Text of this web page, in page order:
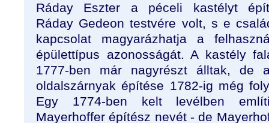
Ráday Eszter a péceli kastélyt
Ráday Gedeon testvére volt, s e
kapcsolat magyarázhatja a
épülettípus azonosságát. A kastély
1777-ben már nagyrészt álltak, de
oldalszárnyak építése 1782-ig még
Egy 1774-ben kelt levélben
Mayerhoffer építész nevét - de